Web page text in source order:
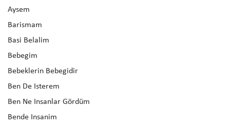
Aysem
Barismam
Basi Belalim
Bebegim
Bebeklerin Bebegidir
Ben De Isterem
Ben Ne Insanlar Gördüm
Bende Insanim